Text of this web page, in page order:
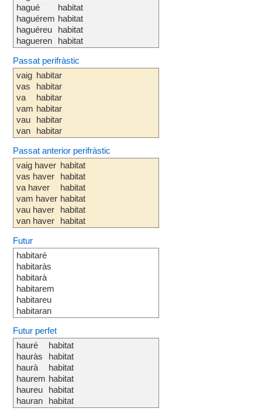
hagué
haguérem
haguéreu
hagueren
habitat
habitat
habitat
habitat
Passat perifràstic
vaig
vas
va
vam
vau
van
habitar
habitar
habitar
habitar
habitar
habitar
Passat anterior perifràstic
vaig haver
vas haver
va haver
vam haver
vau haver
van haver
habitat
habitat
habitat
habitat
habitat
habitat
Futur
habitaré
habitaràs
habitarà
habitarem
habitareu
habitaran
Futur perfet
hauré
hauràs
haurà
haurem
haureu
hauran
habitat
habitat
habitat
habitat
habitat
habitat